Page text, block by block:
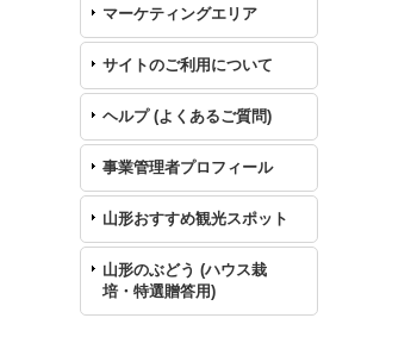
マーケティングエリア
サイトのご利用について
ヘルプ (よくあるご質問)
事業管理者プロフィール
山形おすすめ観光スポット
山形のぶどう (ハウス栽
培・特選贈答用)